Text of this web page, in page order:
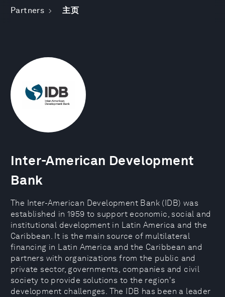
Partners 主页
Inter-American Development
Bank
The Inter-American Development Bank (IDB) was
established in 1959 to support economic, social and
institutional development in Latin America and the
Caribbean. It is the main source of multilateral
financing in Latin America and the Caribbean and
partners with organizations from the public and
private sector, governments, companies and civil
society to provide solutions to the region's
development challenges. The IDB has been a leader